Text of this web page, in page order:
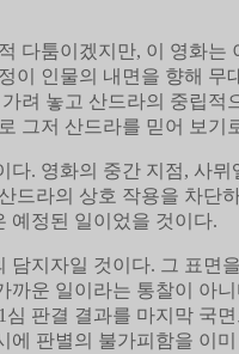
다툼이겠지만, 이 영화는
이 인물의 내면을 향해 무
려 놓고 산드라의 중립적
그저 산드라를 믿어 보기
. 영화의 중간 지점, 사
라의 상호 작용을 차단
예정된 일이었을 것이다.
지자일 것이다. 그 표면
운 일이라는 통찰이 아
판결 결과를 마지막 국
판별의 불가피함을 이